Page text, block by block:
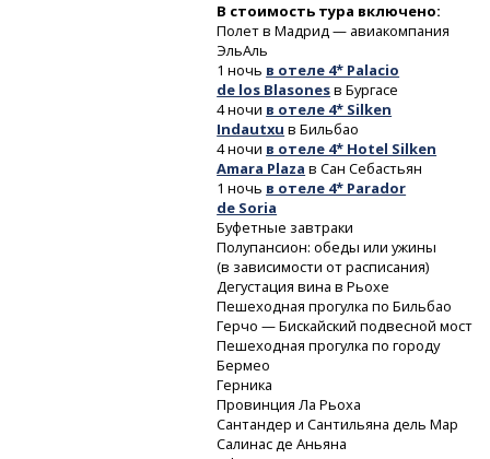
В стоимость тура включено:
Полет в Мадрид — авиакомпания
ЭльАль
1 ночь в отеле 4* Palacio
de los Blasonesв Бургасе
4 ночи в отеле 4* Silken
Indautxu в Бильбао
4 ночи в отеле 4* Hotel Silken
Amara Plaza в Сан Себастьян
1 ночь в отеле 4* Parador
de Soria
Буфетные завтраки
Полупансион: обеды или ужины
(в зависимости от расписания)
Дегустация вина в Рьохе
Пешеходная прогулка по Бильбао
Герчо — Бискайский подвесной мост
Пешеходная прогулка по городу
Бермео
Герника
Провинция Ла Рьоха
Сантандер и Сантильяна дель Мар
Салинас де Аньяна